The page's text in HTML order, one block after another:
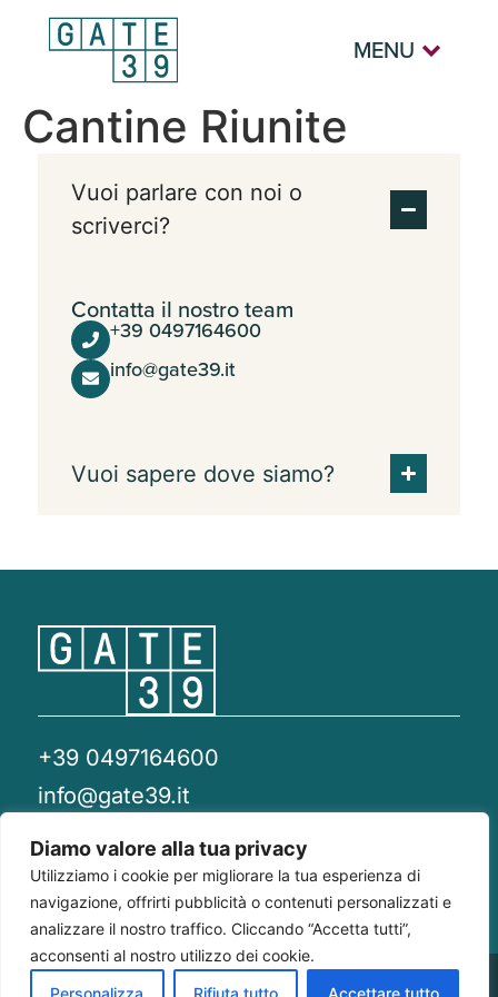
Diamo valore alla tua privacy
Utilizziamo i cookie per migliorare la tua esperienza di
navigazione, offrirti pubblicità o contenuti personalizzati e
analizzare il nostro traffico. Cliccando “Accetta tutti”,
acconsenti al nostro utilizzo dei cookie.
Personalizza
Rifiuta tutto Accettare tutto
MENU
Cantine Riunite
Vuoi parlare con noi o
scriverci?
Contatta il nostro team
+39 0497164600
info@gate39.it
Vuoi sapere dove siamo?
+39 0497164600
info@gate39.it
gate39@pec.it
Privacy Policy Whistleblowing Compliance 231
Gate 39 Largo Francesco Richini, 2/A 20122 P.Iva/CF